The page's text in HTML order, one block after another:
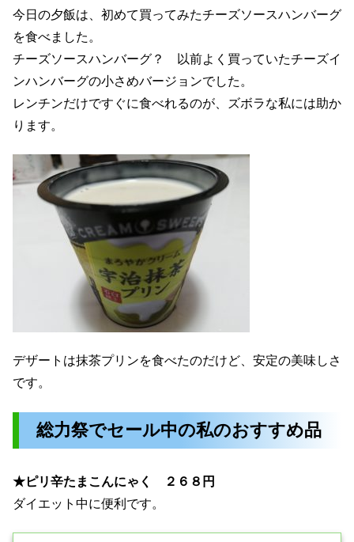
今日の夕飯は、初めて買ってみたチーズソースハンバーグ
を食べました。
チーズソースハンバーグ？ 以前よく買っていたチーズイ
ンハンバーグの小さめバージョンでした。
レンチンだけですぐに食べれるのが、ズボラな私には助か
ります。
デザートは抹茶プリンを食べたのだけど、安定の美味しさ
です。
総力祭でセール中の私のおすすめ品
★ピリ辛たまこんにゃく ２６８円
ダイエット中に便利です。